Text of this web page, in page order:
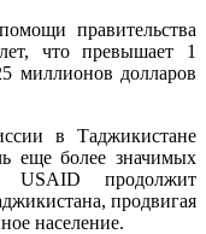
правительства
что превышает 1
миллионов долларов
в Таджикистане
еще более значимых
USAID продолжит
продвигая
население.